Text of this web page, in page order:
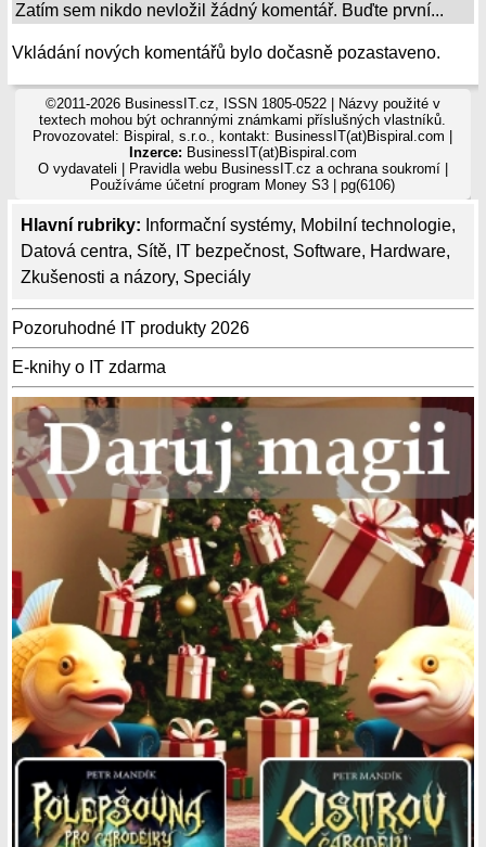
Hlavní rubriky: Informační systémy, Mobilní technologie,
Datová centra, Sítě, IT bezpečnost, Software, Hardware,
Zkušenosti a názory, Speciály
Pozoruhodné IT produkty 2026
E-knihy o IT zdarma
Zatím sem nikdo nevložil žádný komentář. Buďte první...
Vkládání nových komentářů bylo dočasně pozastaveno.
©2011-2026 BusinessIT.cz, ISSN 1805-0522 | Názvy použité v
textech mohou být ochrannými známkami příslušných vlastníků.
Provozovatel: Bispiral, s.r.o., kontakt: BusinessIT(at)Bispiral.com |
Inzerce: BusinessIT(at)Bispiral.com
O vydavateli
Pravidla webu BusinessIT.cz a ochrana soukromí|
Používámeúčetní program Money S3 | pg(6106)